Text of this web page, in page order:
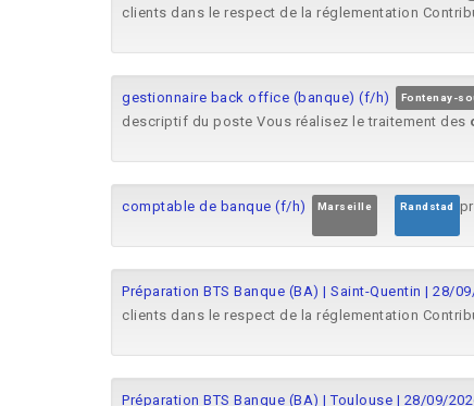
clients dans le respect de la réglementation
gestionnaire back office (banque) (f/h) Fontenay-
descriptif du poste Vous réalisez le traitement des
comptable de banque (f/h) Marseille Randstad
Préparation BTS Banque (BA) | Saint-Quentin | 28/
clients dans le respect de la réglementation
Préparation BTS Banque (BA) | Toulouse | 28/09/